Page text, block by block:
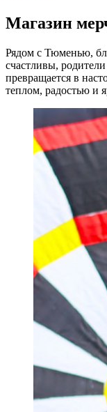
Магазин
Рядом с Тюменью,
счастливы,
превращается в
теплом, радостью и